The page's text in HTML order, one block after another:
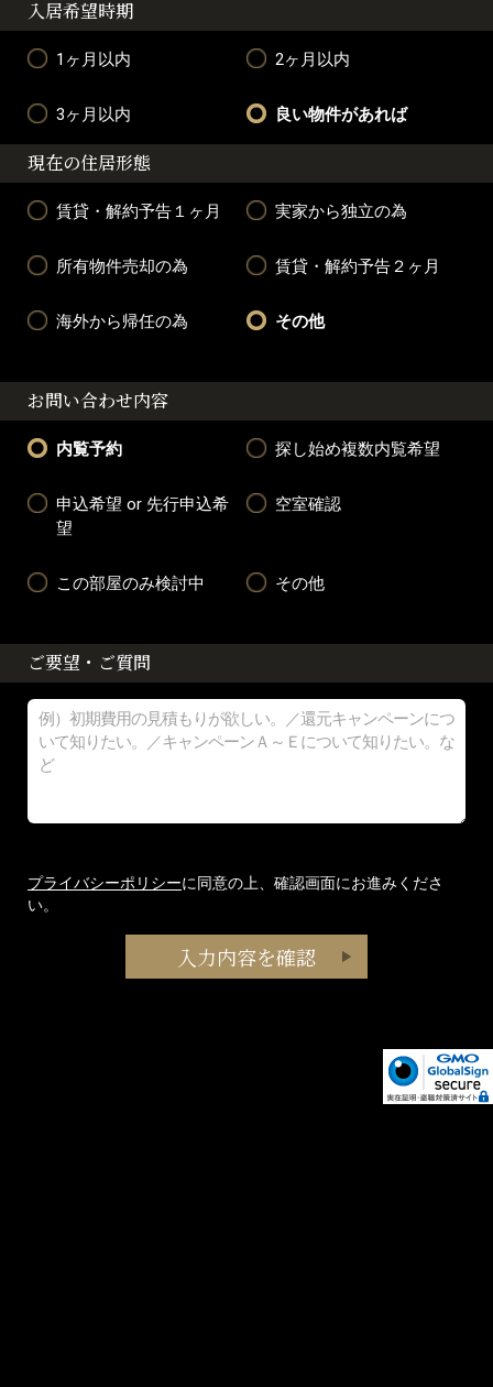
入居希望時期
1ヶ月以内 2ヶ月以内
3ヶ月以内 良い物件があれば
現在の住居形態
賃貸・解約予告１ヶ月 実家から独立の為
所有物件売却の為 賃貸・解約予告２ヶ月
海外から帰任の為 その他
お問い合わせ内容
内覧予約 探し始め複数内覧希望
申込希望 or 先行申込希
望
空室確認
この部屋のみ検討中 その他
ご要望・ご質問
プライバシーポリシーに同意の上、確認画面にお進みくださ
い。